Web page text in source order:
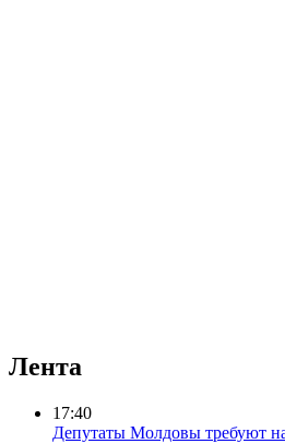
Лента
17:40
Депутаты Молдовы требуют